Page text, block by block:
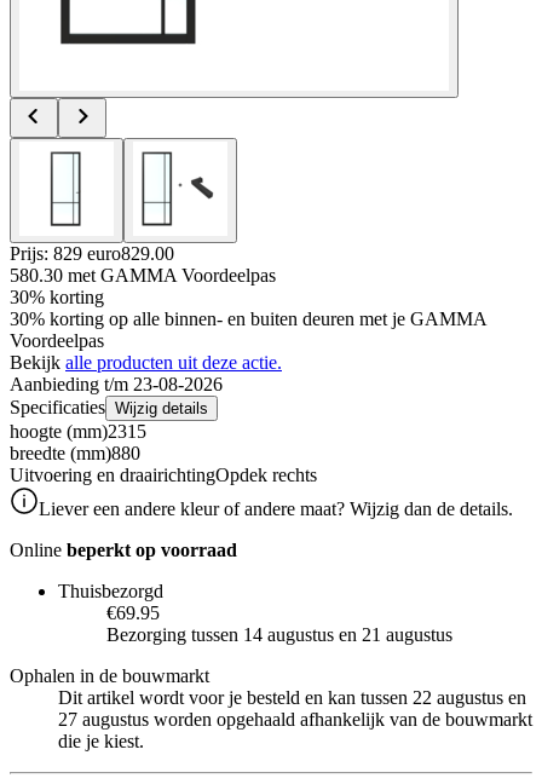
Prijs: 829 euro829.00
580.30 met GAMMA Voordeelpas
30% korting
30% korting op alle binnen- en buiten deuren met je GAMMA
Voordeelpas
Bekijk alle producten uit deze actie.
Aanbieding t/m 23-08-2026
Specificaties Wijzig details
hoogte (mm)2315
breedte (mm)880
Uitvoering en draairichtingOpdek rechts
Liever een andere kleur of andere maat? Wijzig dan de details.
Online beperkt op voorraad
Thuisbezorgd
€69.95
Bezorging tussen 14 augustus en 21 augustus
Ophalen in de bouwmarkt
Dit artikel wordt voor je besteld en kan tussen 22 augustus en
27 augustus worden opgehaald afhankelijk van de bouwmarkt
die je kiest.